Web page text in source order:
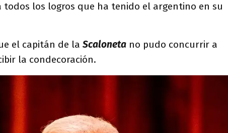
todos los logros que ha tenido el argentino en su
el capitán de la Scaloneta no pudo concurrir a
la condecoración.